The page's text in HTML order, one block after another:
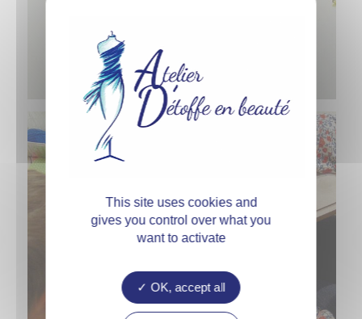
This site uses cookies and
gives you control over what you
want to activate
OK, accept all